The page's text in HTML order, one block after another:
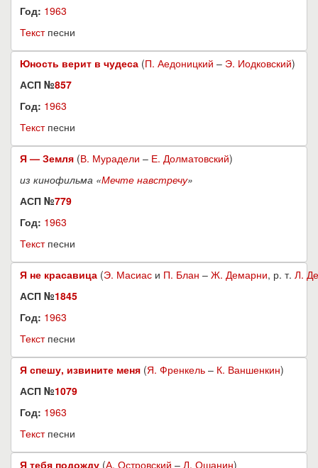
Год: 1963
Текстпесни
Юность верит в чудеса (П. Аедоницкий – Э. Иодковский)
АСП №857
Год: 1963
Текстпесни
Я — Земля (В. Мурадели – Е. Долматовский)
из кинофильма «Мечте навстречу»
АСП №779
Год: 1963
Текстпесни
Я не красавица (Э. Масиас и П. Блан – Ж. Демарни, р. т. Л.
АСП №1845
Год: 1963
Текстпесни
Я спешу, извините меня (Я. Френкель – К. Ваншенкин)
АСП №1079
Год: 1963
Текстпесни
Я тебя подожду (А. Островский – Л. Ошанин)